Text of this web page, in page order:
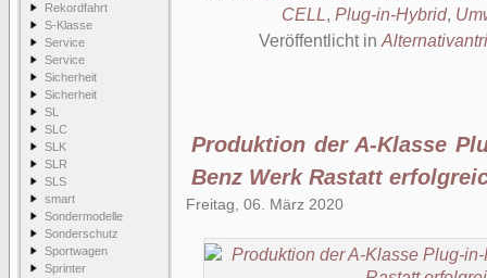
Rekordfahrt
S-Klasse
Service
Service
Sicherheit
Sicherheit
SL
SLC
SLK
SLR
SLS
smart
Sondermodelle
Sonderschutz
Sportwagen
Sprinter
CELL, Plug-in-Hybrid,
Veröffentlicht in
Produktion der A-Klasse
Benz Werk Rastatt
Freitag, 06. März 2020